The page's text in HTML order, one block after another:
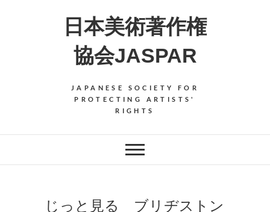
日本美術著作権
協会JASPAR
JAPANESE SOCIETY FOR
PROTECTING ARTISTS'
RIGHTS
じっと見る ブリヂストン